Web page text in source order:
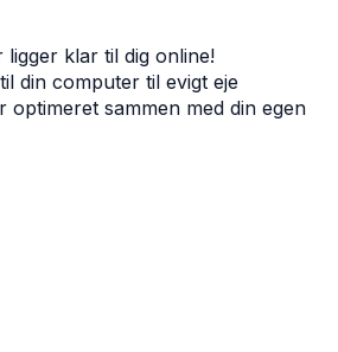
klar til dig online!
din computer til evigt eje
sammen med din egen